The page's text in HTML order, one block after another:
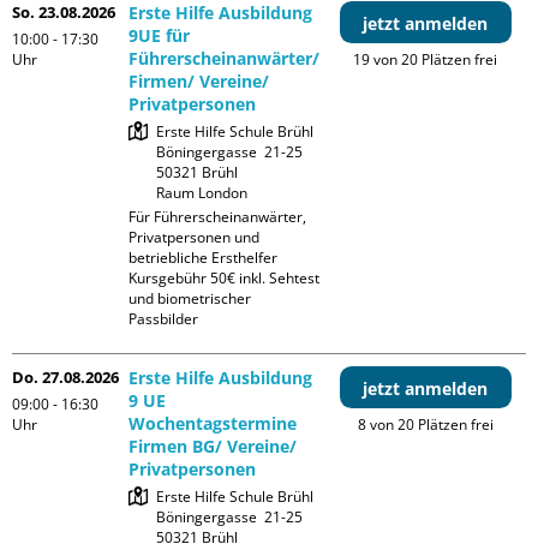
So. 23.08.2026
10:00 - 17:30
Uhr
Erste Hilfe Ausbildung
9UE für
Führerscheinanwärter/
Firmen/ Vereine/
Privatpersonen
Erste Hilfe Schule Brühl
Böningergasse  21-25
50321 Brühl
Raum London
Für Führerscheinanwärter,
Privatpersonen und
betriebliche Ersthelfer
Kursgebühr 50€ inkl. Sehtest
und biometrischer
Passbilder
jetzt anmelden
19 von 20 Plätzen frei
Do. 27.08.2026
09:00 - 16:30
Uhr
Erste Hilfe Ausbildung
9 UE
Wochentagstermine
Firmen BG/ Vereine/
Privatpersonen
Erste Hilfe Schule Brühl
Böningergasse  21-25
50321 Brühl
jetzt anmelden
8 von 20 Plätzen frei